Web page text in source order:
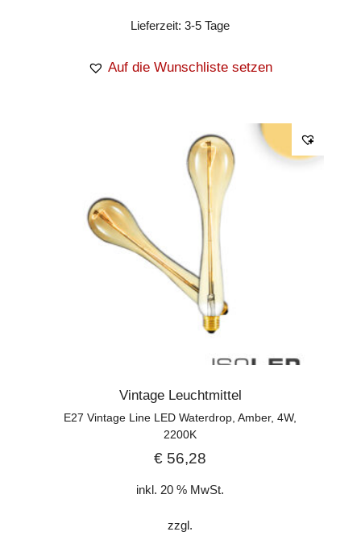
Lieferzeit:3-5 Tage
Auf die Wunschliste setzen
Vintage Leuchtmittel
E27 Vintage Line LED Waterdrop, Amber, 4W,
2200K
€ 56,28
inkl. 20 % MwSt.
zzgl.